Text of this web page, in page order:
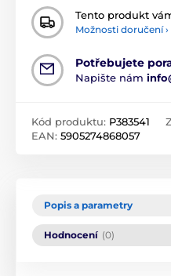
Tento produkt
Možnosti doručení ›
Potřebujete
Napište nám
Kód produktu: P383541
EAN: 5905274868057
Popis a parametry
Hodnocení (0)